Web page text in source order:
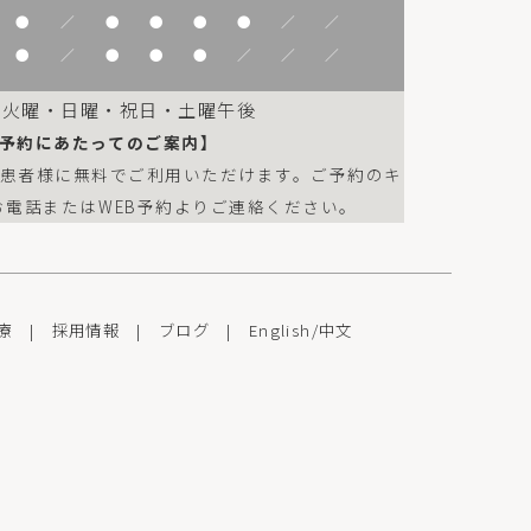
● ／ ● ● ● ● ／ ／
● ／ ● ● ● ／ ／ ／
曜・日曜・祝日・土曜午後
予約にあたってのご案内】
者様に無料でご利用いただけます。ご予約のキ
話またはWEB予約よりご連絡ください。
| 採用情報 | ブログ | English /中文